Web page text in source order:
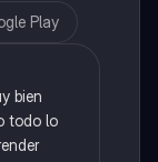
Play
bien
todo lo